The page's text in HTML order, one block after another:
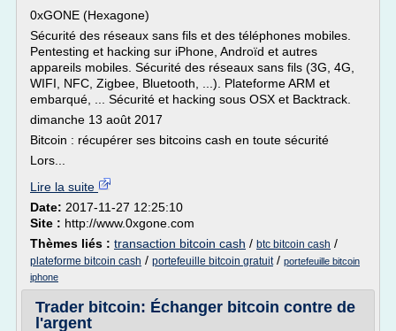
0xGONE (Hexagone)
Sécurité des réseaux sans fils et des téléphones mobiles.
Pentesting et hacking sur iPhone, Androïd et autres
appareils mobiles. Sécurité des réseaux sans fils (3G, 4G,
WIFI, NFC, Zigbee, Bluetooth, ...). Plateforme ARM et
embarqué, ... Sécurité et hacking sous OSX et Backtrack.
dimanche 13 août 2017
Bitcoin : récupérer ses bitcoins cash en toute sécurité
Lors...
Lire la suite
Date: 2017-11-27 12:25:10
Site : http://www.0xgone.com
Thèmes liés : transaction bitcoin cash / btc bitcoin cash /
plateforme bitcoin cash / portefeuille bitcoin gratuit/ portefeuille bitcoin
iphone
Trader bitcoin: Échanger bitcoin contre de
l'argent